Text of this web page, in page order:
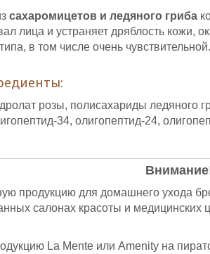
сахаромицетов и ледяного гриба
лица и устраняет дряблость
в том числе очень чувствительной.
розы, полисахариды ледяного
34, олигопептид-24,
продукцию для домашнего ухода
салонах красоты и
La Mente или Amenity на